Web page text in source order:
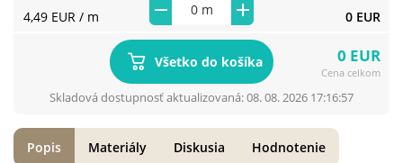
4,49 EUR / m 0 EUR
Všetko do košíka 0 EUR
Cena celkom
Skladová dostupnosť aktualizovaná: 08. 08. 2026 17:16:57
Popis Materiály Diskusia Hodnotenie